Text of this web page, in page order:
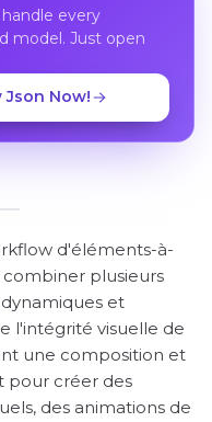
every
model. Just open
Now!
d'éléments-à-
combiner plusieurs
et
l'intégrité visuelle de
une composition et
pour créer des
des animations de